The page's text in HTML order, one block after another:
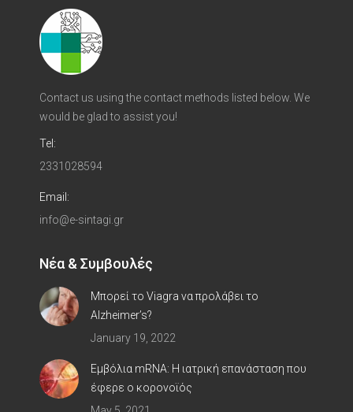
Contact us using the contact methods listed below. We
would be glad to assist you!
Tel:
2331028594
Email:
info@e-sintagi.gr
Νέα & Συμβουλές
Μπορεί το Viagra να προλάβει το
Alzheimer’s?
January 19, 2022
Εμβόλια mRNA: Η ιατρική επανάσταση που
έφερε ο κορoνοϊός